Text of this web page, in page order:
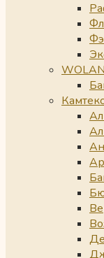
Камтекс